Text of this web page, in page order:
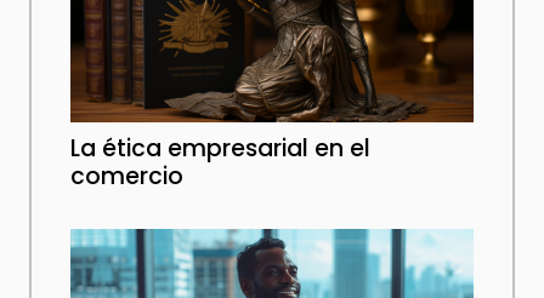
La ética empresarial en el
comercio